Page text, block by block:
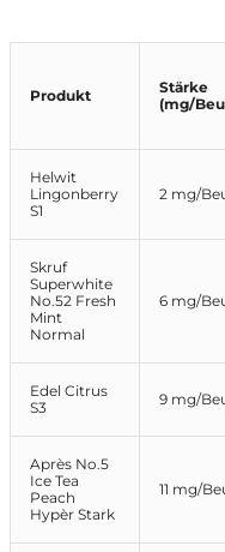
Produkt
Stärke
(mg/
Helwit
Lingonberry
S1
2 mg/
Skruf
Superwhite
No.52 Fresh
Mint
Normal
6 mg/
Edel Citrus
S3
9 mg/
Après No.5
Ice Tea
Peach
Hypèr Stark
11 mg/